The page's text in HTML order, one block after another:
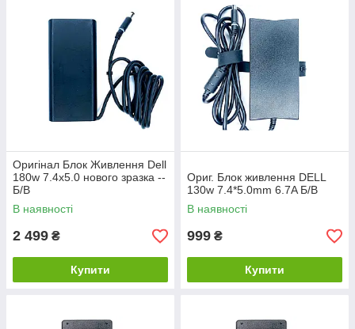
Оригінал Блок Живлення Dell
180w 7.4x5.0 нового зразка --
Б/В
В наявності
2 499 ₴
Купити
Ориг. Блок живлення DELL
130w 7.4*5.0mm 6.7A Б/В
В наявності
999 ₴
Купити